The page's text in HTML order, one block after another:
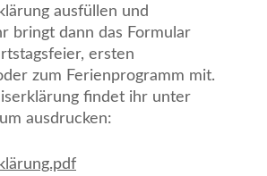
ausfüllen und
bringt dann das Formular
ersten
zum Ferienprogramm mit.
findet ihr unter
ausdrucken: